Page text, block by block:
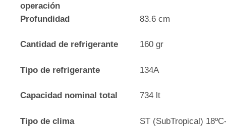
operación
Profundidad 83.6 cm
Cantidad de refrigerante 160 gr
Tipo de refrigerante 134A
Capacidad nominal total 734 lt
Tipo de clima ST (SubTropical)